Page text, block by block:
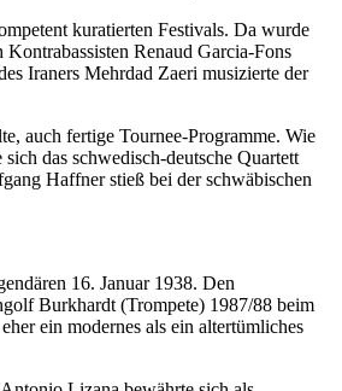
kuratierten Festivals. Da wurde
Renaud Garcia-Fons
Iraners Mehrdad Zaeri musizierte der
auch fertige Tournee-Programme. Wie
das schwedisch-deutsche Quartett
Haffner stieß bei der schwäbischen
16. Januar 1938. Den
Burkhardt (Trompete) 1987/88 beim
ein modernes als ein altertümliches